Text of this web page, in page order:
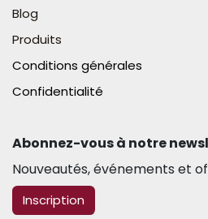
Blog
Produits
Conditions générales
Confidentialité
Abonnez-vous à notre
Nouveautés, événements et
​​​​Inscription